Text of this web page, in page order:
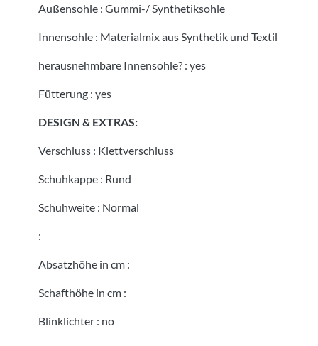
Außensohle : Gummi-/ Synthetiksohle
Innensohle : Materialmix aus Synthetik und Textil
herausnehmbare Innensohle? : yes
Fütterung : yes
DESIGN & EXTRAS:
Verschluss : Klettverschluss
Schuhkappe : Rund
Schuhweite : Normal
:
Absatzhöhe in cm :
Schafthöhe in cm :
Blinklichter : no